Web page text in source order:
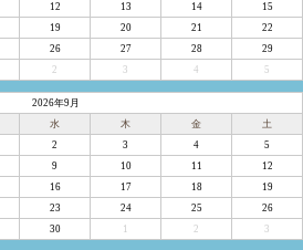
12 13 14
15
19 20 21
22
26 27 28
29
2 3 4 5
2026年9月
水 木 金
土
2 3 4
5
9 10 11
12
16 17 18
19
23 24 25
26
30 1 2 3